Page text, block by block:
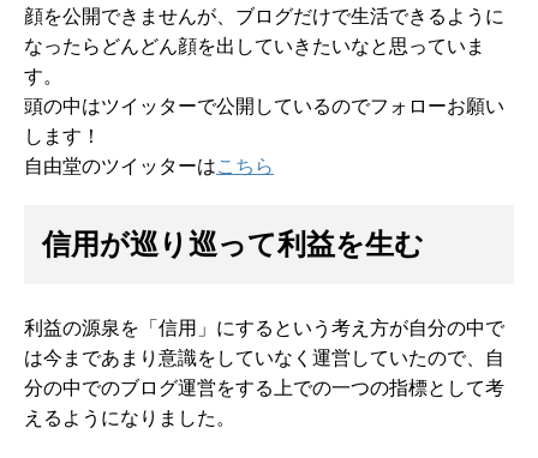
顔を公開できませんが、ブログだけで生活できるように
なったらどんどん顔を出していきたいなと思っていま
す。
頭の中はツイッターで公開しているのでフォローお願い
します！
自由堂のツイッターはこちら
信用が巡り巡って利益を生む
利益の源泉を「信用」にするという考え方が自分の中で
は今まであまり意識をしていなく運営していたので、自
分の中でのブログ運営をする上での一つの指標として考
えるようになりました。